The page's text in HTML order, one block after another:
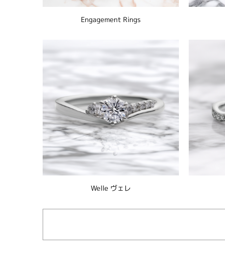
Engagement Rings
Welle ヴェレ